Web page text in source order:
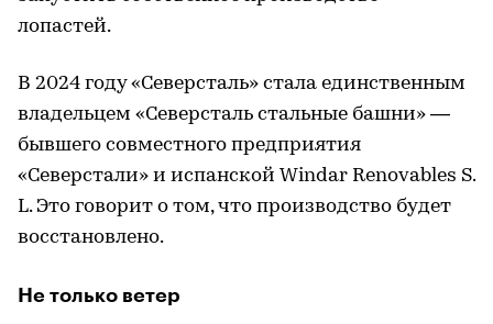
лопастей.
В 2024 году «Северсталь» стала единственным
владельцем «Северсталь стальные башни» —
бывшего совместного предприятия
«Северстали» и испанской Windar Renovables S.
L. Это говорит о том, что производство будет
восстановлено.
Не только ветер